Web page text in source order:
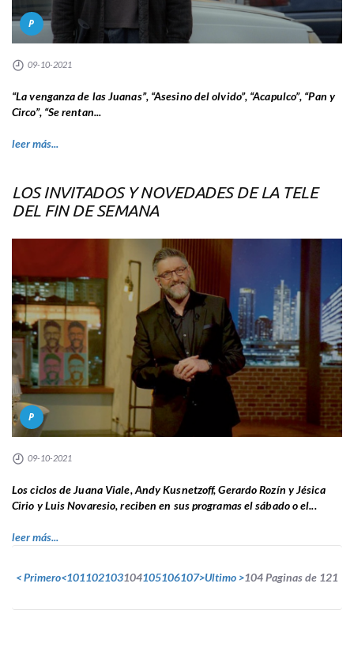
P
09-10-2021
“La venganza de las Juanas”, “Asesino del olvido”, “Acapulco”, “Pan y
Circo”, “Se rentan...
leer más...
LOS INVITADOS Y NOVEDADES DE LA TELE
DEL FIN DE SEMANA
P
09-10-2021
Los ciclos de Juana Viale, Andy Kusnetzoff, Gerardo Rozín y Jésica
Cirio y Luis Novaresio, reciben en sus programas el sábado o el...
leer más...
< Primero<101102103104105106107>Ultimo >104 Paginas de 121